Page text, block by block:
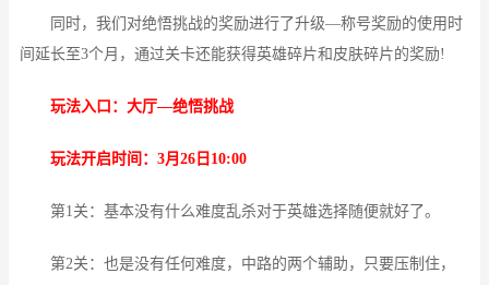
同时，我们对绝悟挑战的奖励进行了升级—称号奖励的使用时
间延长至3个月，通过关卡还能获得英雄碎片和皮肤碎片的奖励!
玩法入口：大厅—绝悟挑战
玩法开启时间：3月26日10:00
第1关：基本没有什么难度乱杀对于英雄选择随便就好了。
第2关：也是没有任何难度，中路的两个辅助，只要压制住，